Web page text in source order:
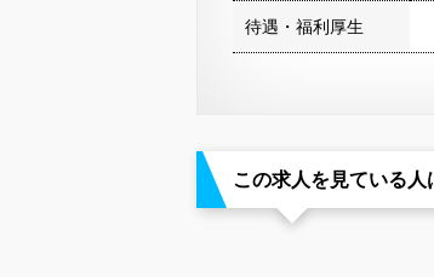
待遇・福利厚生
この求人を見ている